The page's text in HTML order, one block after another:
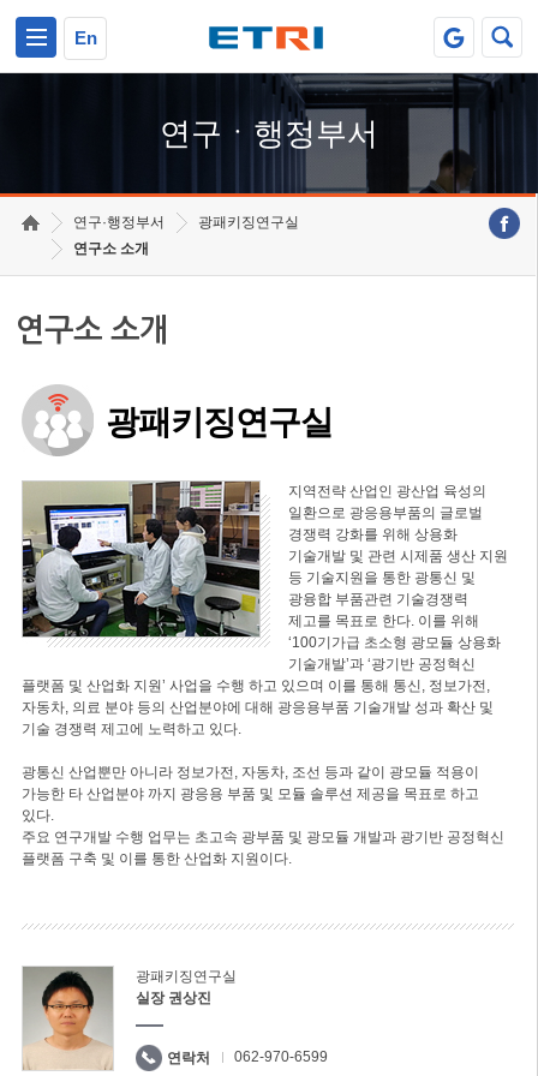
En
연구ㆍ행정부서
연구·행정부서
광패키징연구실
연구소 소개
연구소 소개
광패키징연구실
지역전략 산업인 광산업 육성의
일환으로 광응용부품의 글로벌
경쟁력 강화를 위해 상용화
기술개발 및 관련 시제품 생산 지원
등 기술지원을 통한 광통신 및
광융합 부품관련 기술경쟁력
제고를 목표로 한다. 이를 위해
‘100기가급 초소형 광모듈 상용화
기술개발’과 ‘광기반 공정혁신
플랫폼 및 산업화 지원’ 사업을 수행 하고 있으며 이를 통해 통신, 정보가전,
자동차, 의료 분야 등의 산업분야에 대해 광응용부품 기술개발 성과 확산 및
기술 경쟁력 제고에 노력하고 있다.
광통신 산업뿐만 아니라 정보가전, 자동차, 조선 등과 같이 광모듈 적용이
가능한 타 산업분야 까지 광응용 부품 및 모듈 솔루션 제공을 목표로 하고
있다.
주요 연구개발 수행 업무는 초고속 광부품 및 광모듈 개발과 광기반 공정혁신
플랫폼 구축 및 이를 통한 산업화 지원이다.
광패키징연구실
실장 권상진
연락처 062-970-6599